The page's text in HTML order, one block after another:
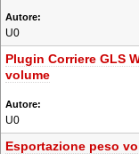
U0
Plugin Corriere GLS
volume
U0
Esportazione peso